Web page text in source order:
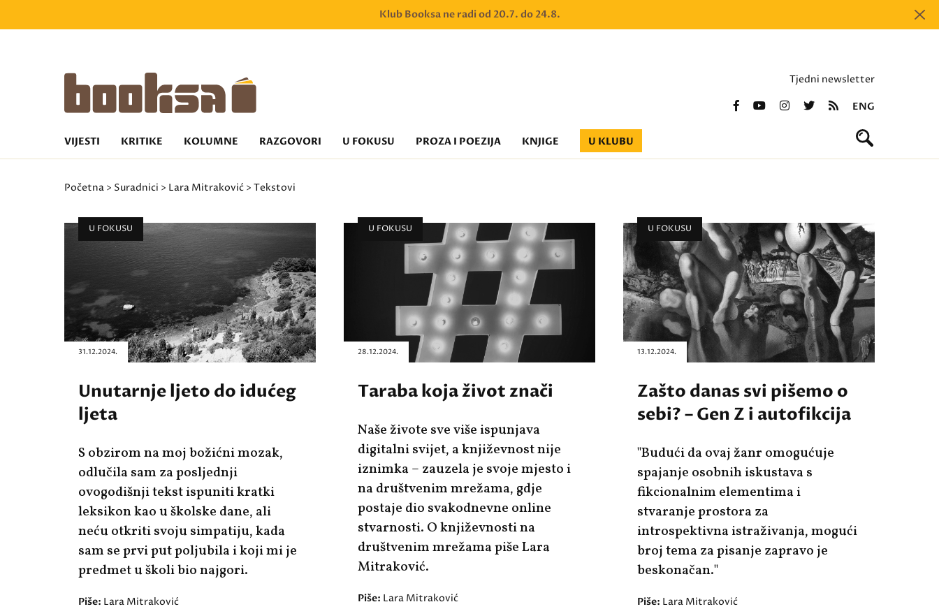
Klub Booksa ne radi od 20.7. do 24.8.
Tjedni newsletter
ENG
VIJESTI KRITIKE KOLUMNE RAZGOVORI U FOKUSU PROZA I POEZIJA KNJIGE U KLUBU
Početna > Suradnici > Lara Mitraković > Tekstovi
U FOKUSU
31.12.2024.
Unutarnje ljeto do idućeg
ljeta
S obzirom na moj božićni mozak,
odlučila sam za posljednji
ovogodišnji tekst ispuniti kratki
leksikon kao u školske dane, ali
neću otkriti svoju simpatiju, kada
sam se prvi put poljubila i koji mi je
predmet u školi bio najgori.
Piše: Lara Mitraković
U FOKUSU
28.12.2024.
Taraba koja život znači
Naše živote sve više ispunjava
digitalni svijet, a književnost nije
iznimka – zauzela je svoje mjesto i
na društvenim mrežama, gdje
postaje dio svakodnevne online
stvarnosti. O književnosti na
društvenim mrežama piše Lara
Mitraković.
Piše: Lara Mitraković
U FOKUSU
13.12.2024.
Zašto danas svi pišemo o
sebi? – Gen Z i autofikcija
"Budući da ovaj žanr omogućuje
spajanje osobnih iskustava s
fikcionalnim elementima i
stvaranje prostora za
introspektivna istraživanja, mogući
broj tema za pisanje zapravo je
beskonačan."
Piše: Lara Mitraković